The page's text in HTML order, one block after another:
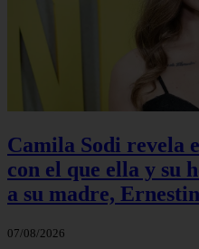
Camila Sodi revela
con el que ella y su
a su madre,
07/08/2026